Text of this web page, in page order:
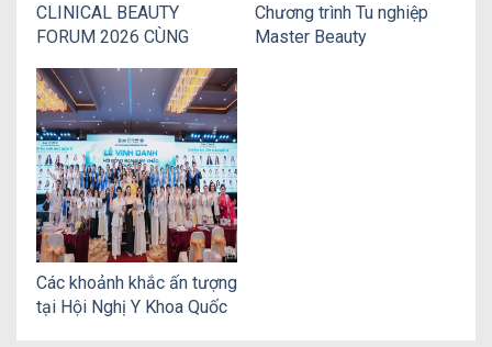
CLINICAL BEAUTY
FORUM 2026 CÙNG
HƯỚNG CÔNG NGHỆ LÀM
ĐẸP MỚI NHẤT CHO
CỘNG ĐỒNG VBBC
Chương trình Tu nghiệp
Master Beauty
Các khoảnh khắc ấn tượng
tại Hội Nghị Y Khoa Quốc